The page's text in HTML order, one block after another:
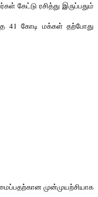
கேட்டு ரசித்து இருப்பதும்
41 கோடி மக்கள் தற்போது
முன்முயற்சியாக